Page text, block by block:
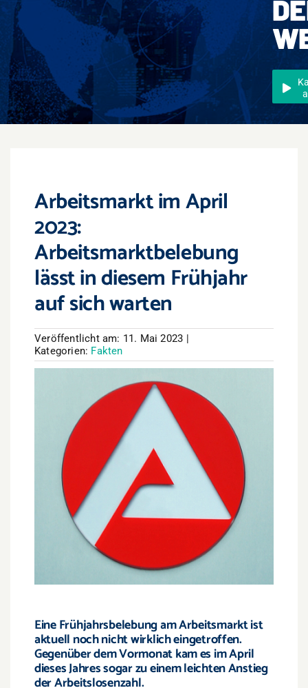
Events
Überregional
Jobs
Newsletter
Arbeitsmarkt im April
2023:
Arbeitsmarktbelebung
lässt in diesem Frühjahr
auf sich warten
Veröffentlicht am: 11. Mai 2023 |
Kategorien: Fakten
Eine Frühjahrsbelebung am Arbeitsmarkt ist
aktuell noch nicht wirklich eingetroffen.
Gegenüber dem Vormonat kam es im April
dieses Jahres sogar zu einem leichten Anstieg
der Arbeitslosenzahl.